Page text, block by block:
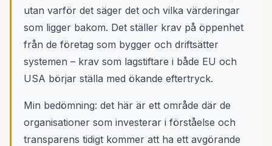
utan varför det säger det och vilka värderingar
som ligger bakom. Det ställer krav på öppenhet
från de företag som bygger och driftsätter
systemen – krav som lagstiftare i både EU och
USA börjar ställa med ökande eftertryck.
Min bedömning: det här är ett område där de
organisationer som investerar i förståelse och
transparens tidigt kommer att ha ett avgörande